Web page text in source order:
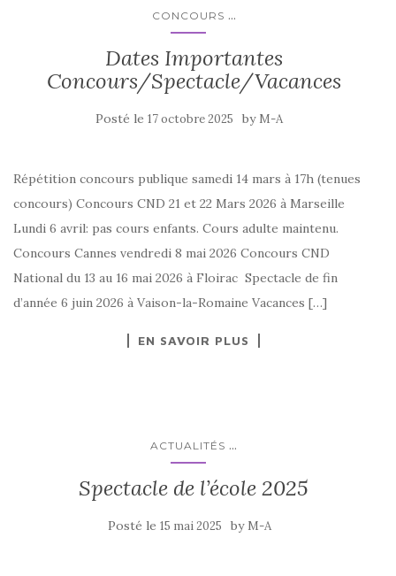
CONCOURS ...
Dates Importantes
Concours/Spectacle/Vacances
Posté le 17 octobre 2025 by M-A
Répétition concours publique samedi 14 mars à 17h (tenues
concours) Concours CND 21 et 22 Mars 2026 à Marseille
Lundi 6 avril: pas cours enfants. Cours adulte maintenu.
Concours Cannes vendredi 8 mai 2026 Concours CND
National du 13 au 16 mai 2026 à Floirac Spectacle de fin
d’année 6 juin 2026 à Vaison-la-Romaine Vacances […]
EN SAVOIR PLUS
ACTUALITÉS ...
Spectacle de l’école 2025
Posté le 15 mai 2025 by M-A